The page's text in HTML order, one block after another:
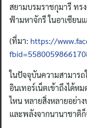
สยามบรมราชกุมารี ทร
ฟ้ามหาจักรี ในอาเซียน
(ที่มา: https://
ในปัจจุบันความสามาร
อินเทอร์เน็ตเข้าถึงได้ห
ไหน หลายสิ่งหลายอย่า
และพลังจากนานาชาติ